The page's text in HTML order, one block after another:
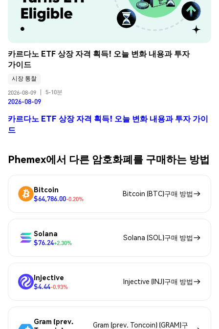
카르다노 ETF 상장 자격 획득! 오늘 변화 내용과 투자
가이드
시장 통찰
2026-08-09
5-10분
2026-08-09
카르다노 ETF 상장 자격 획득! 오늘 변화 내용과 투자 가이
드
Phemex에서 다른 암호화폐를 구매하는 방법
Bitcoin
$64,786.00-0.20%
Bitcoin (BTC)구매 방법
Solana
$76.24+2.30%
Solana (SOL)구매 방법
Injective
$4.44-0.93%
Injective (INJ)구매 방법
Gram (prev.
Gram (prev. Toncoin) (GRAM)구